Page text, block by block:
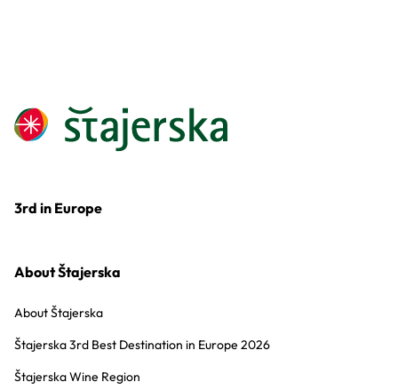
3rd in Europe
About Štajerska
About Štajerska
Štajerska 3rd Best Destination in Europe 2026
Štajerska Wine Region